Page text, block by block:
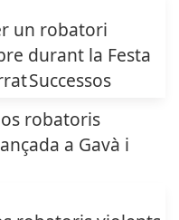
un robatori
durant la Festa
Successos